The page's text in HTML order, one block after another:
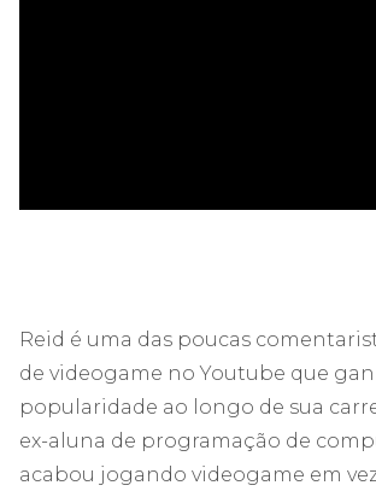
Reid é uma das poucas
de videogame no Youtube que
popularidade ao longo de sua
ex-aluna de programação de
acabou jogando videogame em